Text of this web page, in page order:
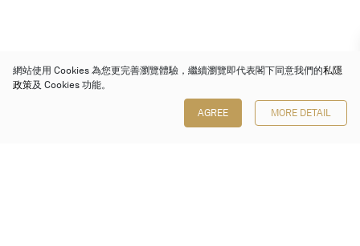
網站使用 Cookies 為您更完善瀏覽體驗，繼續瀏覽即代表閣下同意我們的私隱
政策及 Cookies 功能。
AGREE MORE DETAIL